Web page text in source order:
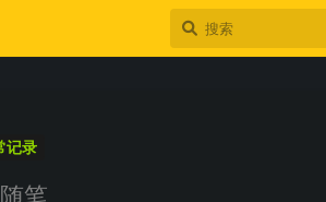
记录
笔